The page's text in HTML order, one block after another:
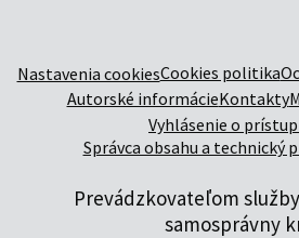
Nastavenia cookiesCookies politika
Autorské informácieKontakty
Vyhlásenie o
Správca obsahu a technický
Prevádzkovateľom
samosprávny